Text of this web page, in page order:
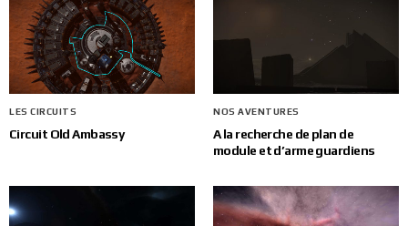
LES CIRCUITS
Circuit Old Ambassy
NOS AVENTURES
A la recherche de plan de
module et d’arme guardiens